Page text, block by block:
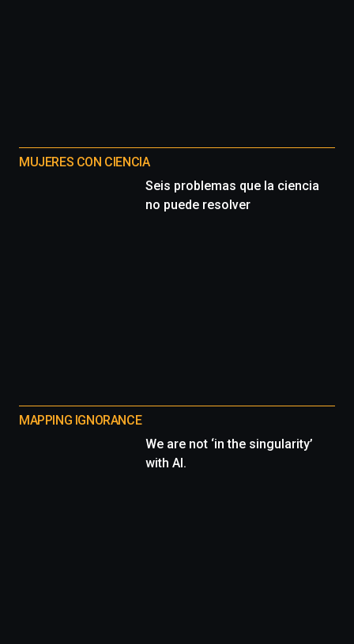
MUJERES CON CIENCIA
Seis problemas que la ciencia
no puede resolver
MAPPING IGNORANCE
We are not ‘in the singularity’
with AI.